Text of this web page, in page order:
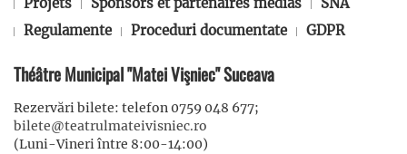
Projets
Sponsors et partenaires médias
SNA
Regulamente
Proceduri documentate GDPR
Théâtre Municipal "Matei Vişniec" Suceava
Rezervări bilete: telefon 0759 048 677;
bilete@teatrulmateivisniec.ro
(Luni-Vineri între 8:00-14:00)